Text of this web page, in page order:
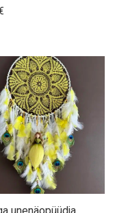
unenäopüüdja